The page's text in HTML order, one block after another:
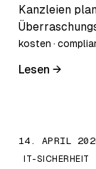
Kanzleien
kosten ·
Lesen →
14. APRIL
IT-SICHERHEIT